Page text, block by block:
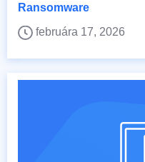
Ransomware
februára 17, 2026